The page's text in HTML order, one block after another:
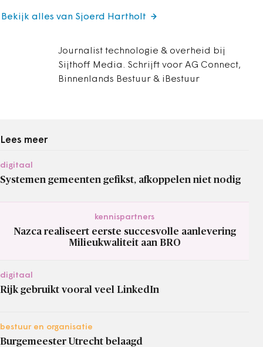
Journalist technologie & overheid bij
Sijthoff Media. Schrijft voor AG Connect,
Binnenlands Bestuur & iBestuur
Bekijk alles van Sjoerd Hartholt
Lees meer
digitaal
Systemen gemeenten gefikst, afkoppelen niet nodig
kennispartners
Nazca realiseert eerste succesvolle aanlevering
Milieukwaliteit aan BRO
digitaal
Rijk gebruikt vooral veel LinkedIn
bestuur en organisatie
Burgemeester Utrecht belaagd